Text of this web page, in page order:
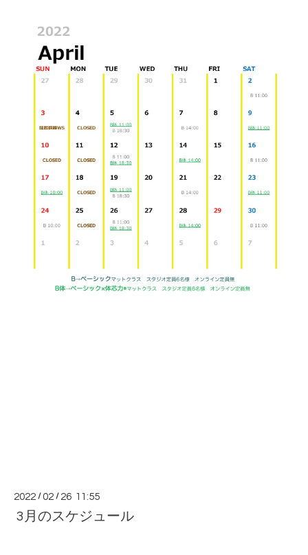
2022 /02 / 26 11:55
3月のスケジュール